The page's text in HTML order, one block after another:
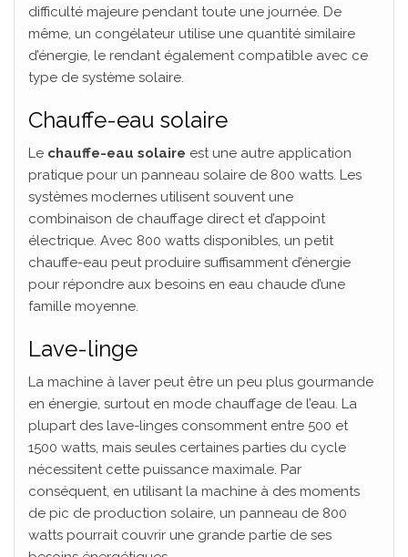
difficulté majeure pendant toute une journée. De
même, un congélateur utilise une quantité similaire
d’énergie, le rendant également compatible avec ce
type de système solaire.
Chauffe-eau solaire
Le chauffe-eau solaire est une autre application
pratique pour un panneau solaire de 800 watts. Les
systèmes modernes utilisent souvent une
combinaison de chauffage direct et d’appoint
électrique. Avec 800 watts disponibles, un petit
chauffe-eau peut produire suffisamment d’énergie
pour répondre aux besoins en eau chaude d’une
famille moyenne.
Lave-linge
La machine à laver peut être un peu plus gourmande
en énergie, surtout en mode chauffage de l’eau. La
plupart des lave-linges consomment entre 500 et
1500 watts, mais seules certaines parties du cycle
nécessitent cette puissance maximale. Par
conséquent, en utilisant la machine à des moments
de pic de production solaire, un panneau de 800
watts pourrait couvrir une grande partie de ses